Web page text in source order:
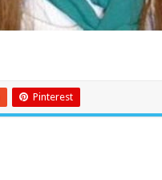
Pinterest